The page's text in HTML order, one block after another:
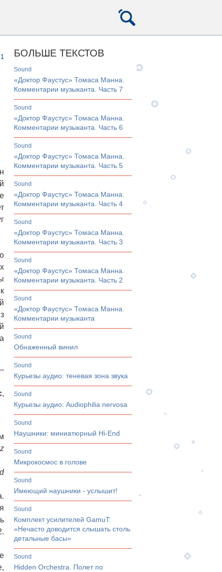
1
,
БОЛЬШЕ ТЕКСТОВ
sound
«Доктор Фаустус» Томаса Манна.
Комментарии музыканта. Часть 7
sound
«Доктор Фаустус» Томаса Манна.
Комментарии музыканта. Часть 6
sound
«Доктор Фаустус» Томаса Манна.
Комментарии музыканта. Часть 5
sound
«Доктор Фаустус» Томаса Манна.
Комментарии музыканта. Часть 4
sound
«Доктор Фаустус» Томаса Манна.
Комментарии музыканта. Часть 3
sound
«Доктор Фаустус» Томаса Манна.
Комментарии музыканта. Часть 2
sound
«Доктор Фаустус» Томаса Манна.
Комментарии музыканта
sound
Обнаженный винил
sound
Курьезы аудио: теневая зона звука
sound
Курьезы аудио: Audiophilia nervosa
sound
Наушники: миниатюрный Hi-End
sound
Микрокосмос в голове
sound
Имеющий наушники - услышит!
sound
Комплект усилителей GamuT:
«Нечасто доводится слышать столь
детальные басы»
sound
Hidden Orchestra. Полет по